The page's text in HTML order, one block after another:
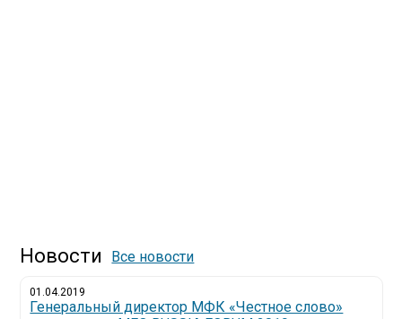
Новости Все новости
01.04.2019
Генеральный директор МФК «Честное слово»